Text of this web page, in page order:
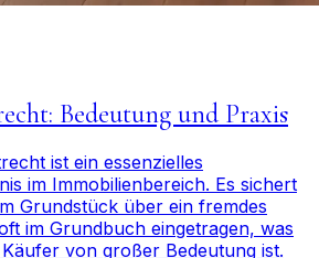
Bedeutung und Praxis
ist ein essenzielles
im Immobilienbereich. Es sichert
Grundstück über ein fremdes
im Grundbuch eingetragen, was
von großer Bedeutung ist.